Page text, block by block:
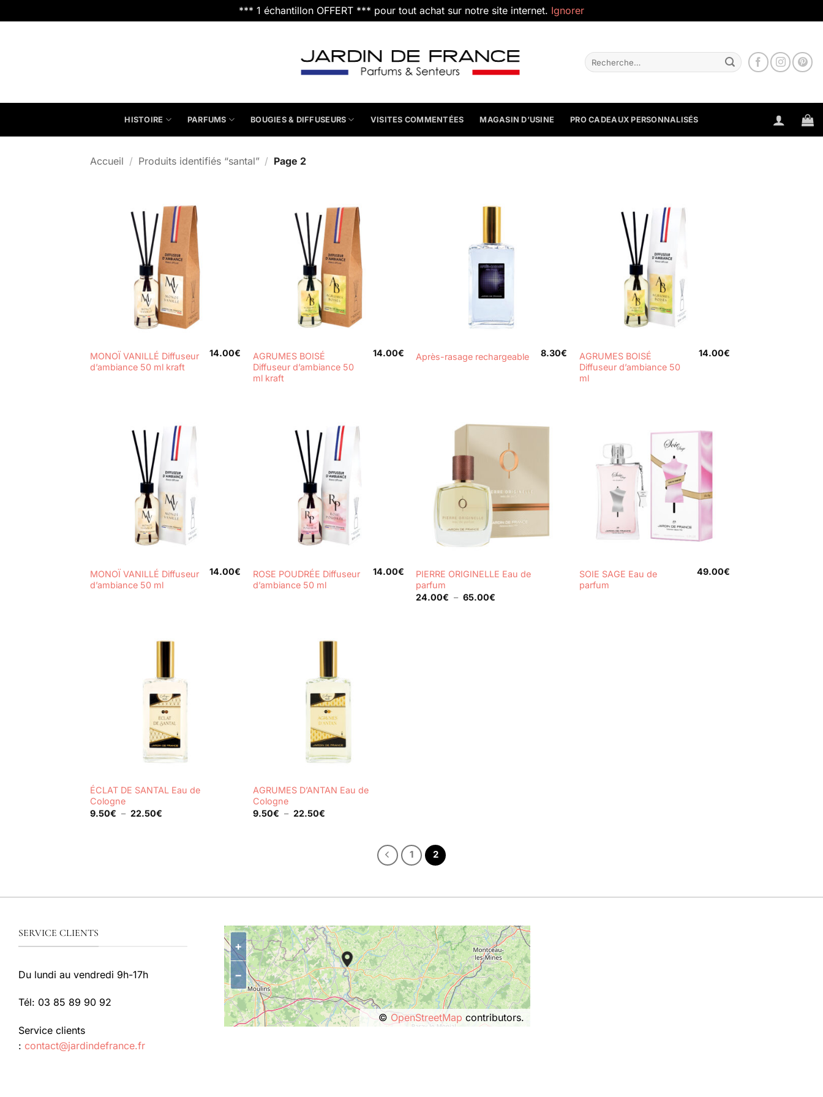
*** 1 échantillon OFFERT *** pour tout achat sur notre site internet. Ignorer
Recherche
pour :
HISTOIRE PARFUMS BOUGIES & DIFFUSEURS VISITES COMMENTÉES MAGASIN D’USINE PRO CADEAUX PERSONNALISÉS
Accueil / Produits identifiés “santal” / Page 2
MONOÏ VANILLÉ Diffuseur
d’ambiance 50 ml kraft
14.00€
AGRUMES BOISÉ
Diffuseur d’ambiance 50
ml kraft
14.00€ Après-rasage rechargeable 8.30€
AGRUMES BOISÉ
Diffuseur d’ambiance 50
ml
14.00€
MONOÏ VANILLÉ Diffuseur
d’ambiance 50 ml
14.00€
ROSE POUDRÉE Diffuseur
d’ambiance 50 ml
14.00€
PIERRE ORIGINELLE Eau de
parfum
24.00€ – 65.00€
SOIE SAGE Eau de
parfum
49.00€
ÉCLAT DE SANTAL Eau de
Cologne
9.50€ – 22.50€Plage
AGRUMES D’ANTAN Eau de
Cologne
9.50€ – 22.50€
1 2
SERVICE CLIENTS
Du lundi au vendredi 9h-17h
Tél: 03 85 89 90 92
Service clients
: contact@jardindefrance.fr
+
−
© OpenStreetMap contributors.